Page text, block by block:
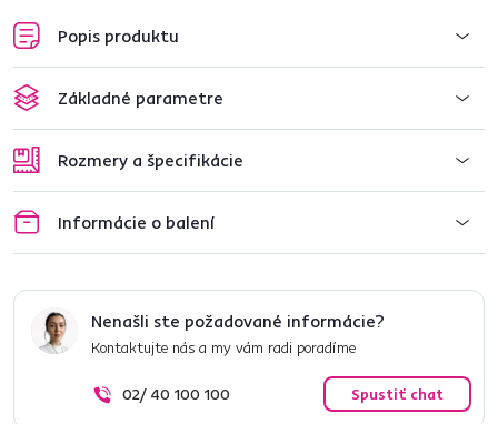
Popis produktu
Základné parametre
Rozmery a špecifikácie
Informácie o balení
Nenašli ste požadované informácie?
Kontaktujte nás a my vám radi poradíme
02/ 40 100 100 Spustiť chat